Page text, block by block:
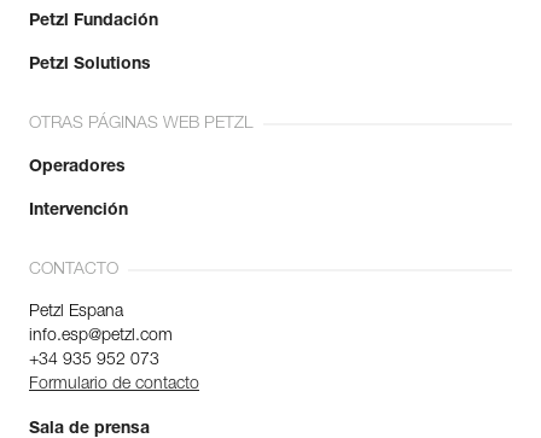
Petzl Fundación
Petzl Solutions
OTRAS PÁGINAS WEB PETZL
Operadores
Intervención
CONTACTO
Petzl Espana
info.esp@petzl.com
+34 935 952 073
Formulario de contacto
Sala de prensa